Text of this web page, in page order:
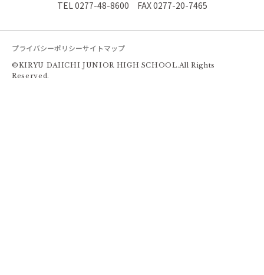
TEL 0277-48-8600 FAX 0277-20-7465
プライバシーポリシーサイトマップ
©KIRYU DAIICHI JUNIOR HIGH SCHOOL.All Rights
Reserved.